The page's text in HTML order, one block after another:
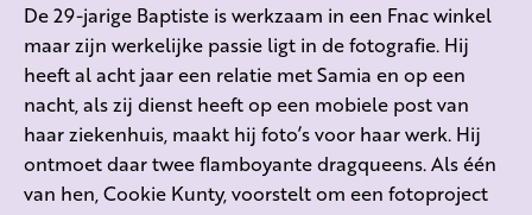
De 29-jarige Baptiste is werkzaam in een Fnac winkel
maar zijn werkelijke passie ligt in de fotografie. Hij
heeft al acht jaar een relatie met Samia en op een
nacht, als zij dienst heeft op een mobiele post van
haar ziekenhuis, maakt hij foto’s voor haar werk. Hij
ontmoet daar twee flamboyante dragqueens. Als één
van hen, Cookie Kunty, voorstelt om een fotoproject